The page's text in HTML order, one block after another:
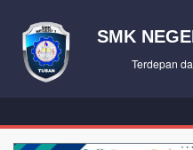
SMK
Terdepan